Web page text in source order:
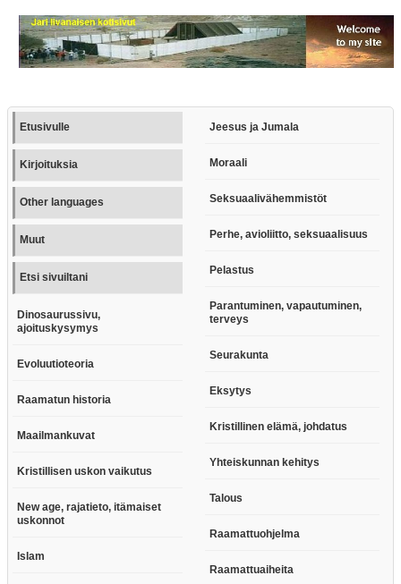
Etusivulle
Kirjoituksia
Other languages
Muut
Etsi sivuiltani
Dinosaurussivu,
ajoituskysymys
Evoluutioteoria
Raamatun historia
Maailmankuvat
Kristillisen uskon vaikutus
New age, rajatieto, itämaiset
uskonnot
Islam
Jeesus ja Jumala
Moraali
Seksuaalivähemmistöt
Perhe, avioliitto, seksuaalisuus
Pelastus
Parantuminen, vapautuminen,
terveys
Seurakunta
Eksytys
Kristillinen elämä, johdatus
Yhteiskunnan kehitys
Talous
Raamattuohjelma
Raamattuaiheita